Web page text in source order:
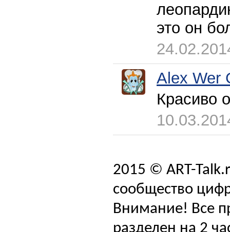
это он
Alex Wer
Красиво
2015 © ART-
сообщество
Внимание! Все
разделен на 2